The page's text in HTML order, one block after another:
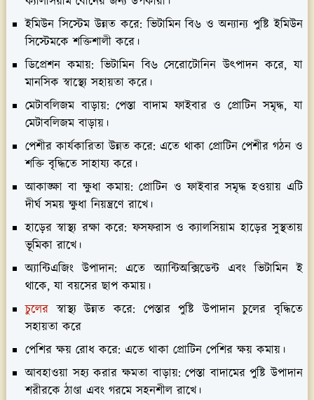
ইমিউন সিস্টেম উন্নত করে: ভিটামিন বি৬ ও অন্যান্য পুষ্টি ইমিউন
সিস্টেমকে শক্তিশালী করে।
ডিপ্রেশন কমায়: ভিটামিন বি৬ সেরোটোনিন উৎপাদন করে, যা
মানসিক স্বাস্থ্যে সহায়তা করে।
মেটাবলিজম বাড়ায়: পেস্তা বাদাম ফাইবার ও প্রোটিন সমৃদ্ধ, যা
মেটাবলিজম বাড়ায়।
পেশীর কার্যকারিতা উন্নত করে: এতে থাকা প্রোটিন পেশীর গঠন ও
শক্তি বৃদ্ধিতে সাহায্য করে।
আকাঙ্ক্ষা বা ক্ষুধা কমায়: প্রোটিন ও ফাইবার সমৃদ্ধ হওয়ায় এটি
দীর্ঘ সময় ক্ষুধা নিয়ন্ত্রণে রাখে।
হাড়ের স্বাস্থ্য রক্ষা করে: ফসফরাস ও ক্যালসিয়াম হাড়ের সুস্থতায়
ভূমিকা রাখে।
অ্যান্টিএজিং উপাদান: এতে অ্যান্টিঅক্সিডেন্ট এবং ভিটামিন ই
থাকে, যা বয়সের ছাপ কমায়।
চুলের স্বাস্থ্য উন্নত করে: পেস্তার পুষ্টি উপাদান চুলের বৃদ্ধিতে
সহায়তা করে
পেশির ক্ষয় রোধ করে: এতে থাকা প্রোটিন পেশির ক্ষয় কমায়।
আবহাওয়া সহ্য করার ক্ষমতা বাড়ায়: পেস্তা বাদামের পুষ্টি উপাদান
শরীরকে ঠাণ্ডা এবং গরমে সহনশীল রাখে।